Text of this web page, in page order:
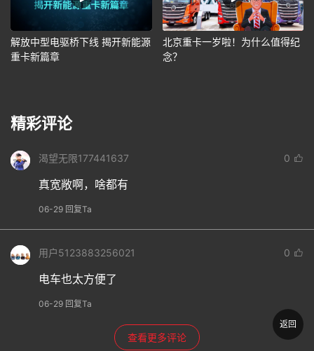
解放中型电驱桥下线 揭开新能源
重卡新篇章
北京重卡一岁啦！为什么值得纪
念？
精彩评论
渴望无限177441637 0
真宽敞啊，啥都有
06-29 回复Ta
用户5123883256021 0
电车也太方便了
06-29 回复Ta
查看更多评论
返回